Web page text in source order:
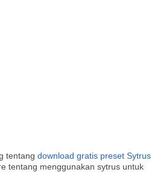
tentang download gratis preset Sytrus
tentang menggunakan sytrus untuk